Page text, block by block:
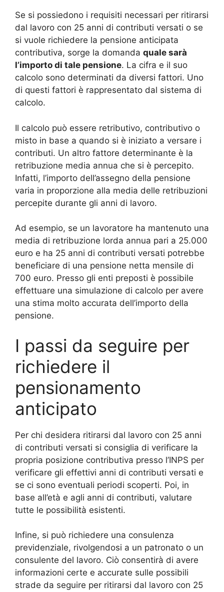
Se si possiedono i requisiti necessari per ritirarsi
dal lavoro con 25 anni di contributi versati o se
si vuole richiedere la pensione anticipata
contributiva, sorge la domanda quale sarà
l’importo di tale pensione. La cifra e il suo
calcolo sono determinati da diversi fattori. Uno
di questi fattori è rappresentato dal sistema di
calcolo.
Il calcolo può essere retributivo, contributivo o
misto in base a quando si è iniziato a versare i
contributi. Un altro fattore determinante è la
retribuzione media annua che si è percepito.
Infatti, l’importo dell’assegno della pensione
varia in proporzione alla media delle retribuzioni
percepite durante gli anni di lavoro.
Ad esempio, se un lavoratore ha mantenuto una
media di retribuzione lorda annua pari a 25.000
euro e ha 25 anni di contributi versati potrebbe
beneficiare di una pensione netta mensile di
700 euro. Presso gli enti preposti è possibile
effettuare una simulazione di calcolo per avere
una stima molto accurata dell’importo della
pensione.
I passi da seguire per
richiedere il
pensionamento
anticipato
Per chi desidera ritirarsi dal lavoro con 25 anni
di contributi versati si consiglia di verificare la
propria posizione contributiva presso l’INPS per
verificare gli effettivi anni di contributi versati e
se ci sono eventuali periodi scoperti. Poi, in
base all’età e agli anni di contributi, valutare
tutte le possibilità esistenti.
Infine, si può richiedere una consulenza
previdenziale, rivolgendosi a un patronato o un
consulente del lavoro. Ciò consentirà di avere
informazioni certe e accurate sulle possibili
strade da seguire per ritirarsi dal lavoro con 25